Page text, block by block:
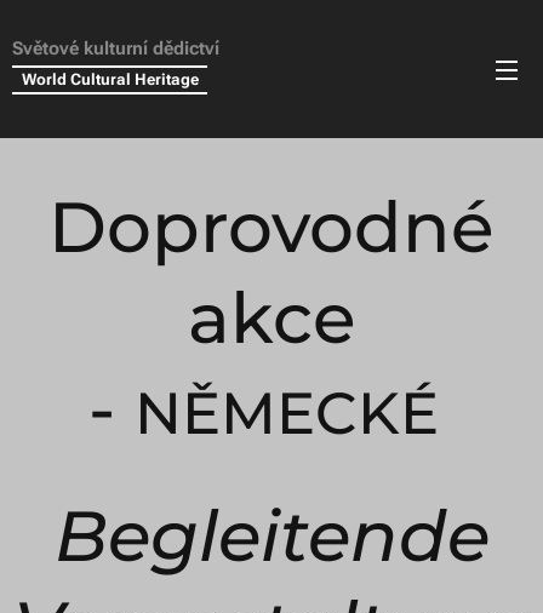
Světové kulturní dědictví
World Cultural Heritage
Doprovodné
akce
- NĚMECKÉ
Begleitende